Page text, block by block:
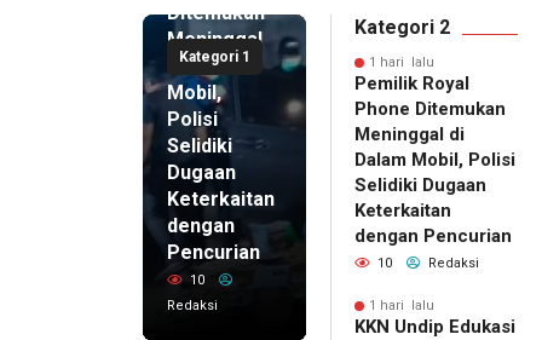
Kategori 1
Ditemukan
Meninggal
di Dalam
Mobil,
Polisi
Selidiki
Dugaan
Keterkaitan
dengan
Pencurian
10
Redaksi
Kategori 2
1 hari lalu
Pemilik Royal
Phone Ditemukan
Meninggal di
Dalam Mobil, Polisi
Selidiki Dugaan
Keterkaitan
dengan Pencurian
10 Redaksi
1 hari lalu
KKN Undip Edukasi